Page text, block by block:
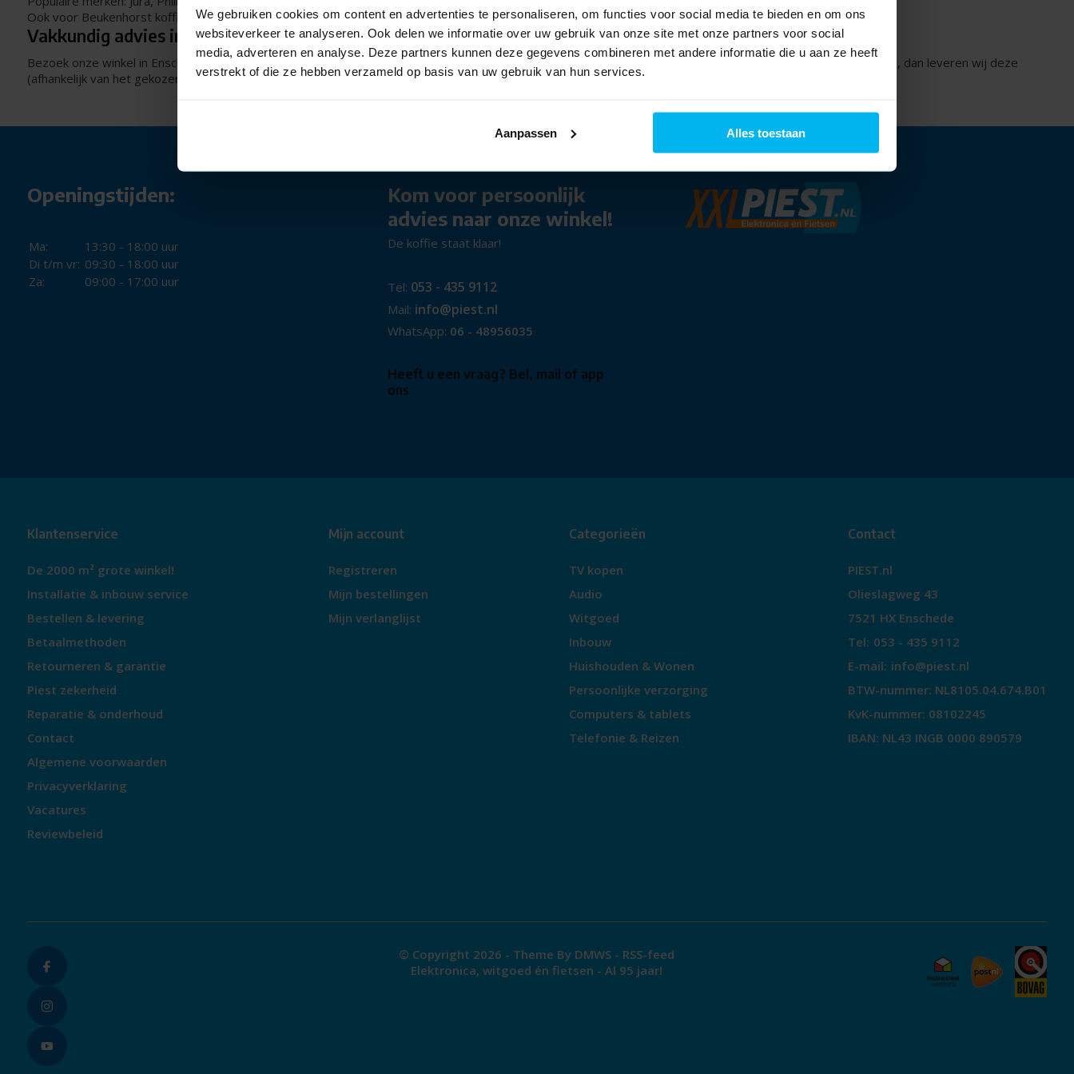
We gebruiken cookies om content en advertenties te personaliseren, om functies voor social media te bieden en om ons
websiteverkeer te analyseren. Ook delen we informatie over uw gebruik van onze site met onze partners voor social
media, adverteren en analyse. Deze partners kunnen deze gegevens combineren met andere informatie die u aan ze heeft
verstrekt of die ze hebben verzameld op basis van uw gebruik van hun services.
Aanpassen Alles toestaan
Ook voor Beukenhorst koffie - 100% arabica bonen, voor de heerlijkste espresso koffie!
Vakkundig advies in onze winkel
Bezoek onze winkel in Enschede voor een persoonlijk en passend advies. In de meeste gevallen loop je direct met het gewenste apparaat de deur uit. Zo niet, dan leveren wij deze
(afhankelijk van het gekozen apparaat en de actuele voorraad) binnen 1 tot 3 werkdagen bij je thuis af (in Twente). Dat is ook de Piest premium service!
Openingstijden:
Ma:
13:30 - 18:00 uur
Di t/m vr: 09:30 - 18:00 uur
Za:
09:00 - 17:00 uur
Kom voor persoonlijk
advies naar onze winkel!
De koffie staat klaar!
Tel: 053 - 435 9112
Mail: info@piest.nl
WhatsApp: 06 - 48956035
Heeft u een vraag? Bel, mail of app
ons
Klantenservice
De 2000 m² grote winkel!
Installatie & inbouw service
Bestellen & levering
Betaalmethoden
Retourneren & garantie
Piest zekerheid
Reparatie & onderhoud
Contact
Algemene voorwaarden
Privacyverklaring
Vacatures
Reviewbeleid
Mijn account
Registreren
Mijn bestellingen
Mijn verlanglijst
Categorieën
TV kopen
Audio
Witgoed
Inbouw
Huishouden & Wonen
Persoonlijke verzorging
Computers & tablets
Telefonie & Reizen
Contact
PIEST.nl
Olieslagweg 43
7521 HX Enschede
Tel: 053 - 435 9112
E-mail: info@piest.nl
BTW-nummer: NL8105.04.674.B01
KvK-nummer: 08102245
IBAN: NL43 INGB 0000 890579
© Copyright 2026 - Theme By DMWS - RSS-feed
Elektronica, witgoed én fietsen - Al 95 jaar!